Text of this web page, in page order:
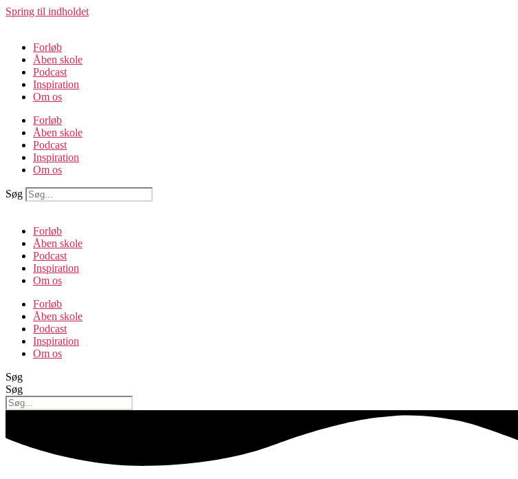
Spring til indholdet
Forløb
Åben skole
Podcast
Inspiration
Om os
Forløb
Åben skole
Podcast
Inspiration
Om os
Søg
Forløb
Åben skole
Podcast
Inspiration
Om os
Forløb
Åben skole
Podcast
Inspiration
Om os
Søg
Søg